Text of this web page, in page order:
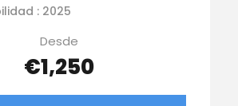
: 2025
Desde
€1,250